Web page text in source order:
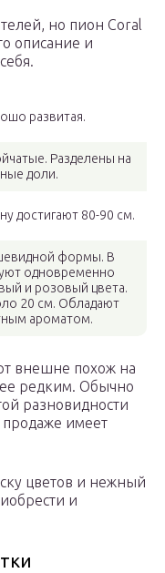
но пион Coral
описание и
развитая.
Разделены на
доли.
достигают 80-90 см.
формы. В
одновременно
и розовый цвета.
20 см. Обладают
ароматом.
внешне похож на
редким. Обычно
разновидности
имеет
цветов и нежный
и